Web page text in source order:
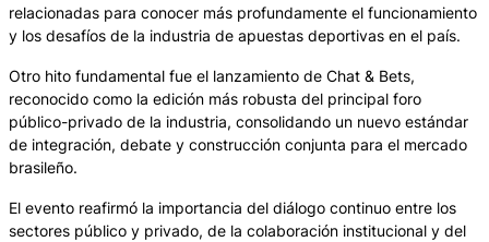
relacionadas para conocer más profundamente el funcionamiento
y los desafíos de la industria de apuestas deportivas en el país.
Otro hito fundamental fue el lanzamiento de Chat & Bets,
reconocido como la edición más robusta del principal foro
público-privado de la industria, consolidando un nuevo estándar
de integración, debate y construcción conjunta para el mercado
brasileño.
El evento reafirmó la importancia del diálogo continuo entre los
sectores público y privado, de la colaboración institucional y del